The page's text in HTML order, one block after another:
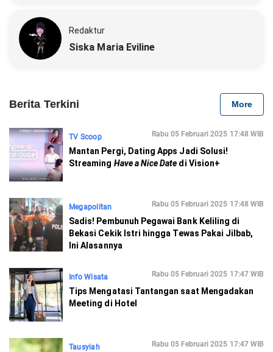
Redaktur
Siska Maria Eviline
Berita Terkini More
TV Scoop Rabu 05 Februari 2025 17:48 WIB
Mantan Pergi, Dating Apps Jadi Solusi!
Streaming Have a Nice Date di Vision+
Megapolitan Rabu 05 Februari 2025 17:48 WIB
Sadis! Pembunuh Pegawai Bank Keliling di
Bekasi Cekik Istri hingga Tewas Pakai Jilbab,
Ini Alasannya
Info Wisata Rabu 05 Februari 2025 17:47 WIB
Tips Mengatasi Tantangan saat Mengadakan
Meeting di Hotel
Tausyiah Rabu 05 Februari 2025 17:47 WIB